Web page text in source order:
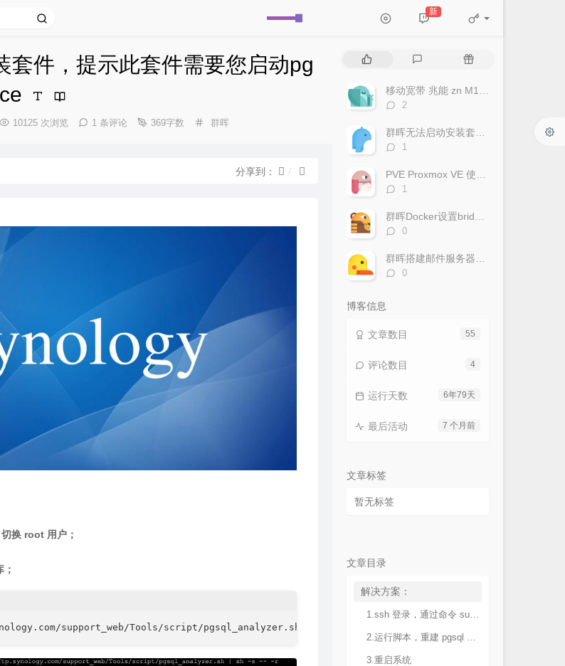
新
套件，提示此套件需要您启动pg
10125 次浏览 1 条评论 369字数
分
群晖
分享到：
换 root 用户；
章
评
随
文
评
数：
2
评
数：
1
评
数：
1
评
数：
0
评
0
博客信息
55
文章数目
4
评论数目
6年79天
运行天数
7 个月前
最后活动
文章标签
暂无标签
文章目录
解决方案：
1.ssh 登录，通过命令 sudo -i 切换 root 用户；
2.运行脚本，重建 pgsql 数据库；
3.重启系统